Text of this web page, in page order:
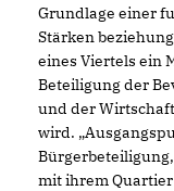
Grundlage einer
Stärken
eines Viertels ein
Beteiligung der
und der
wird.
mit ihrem